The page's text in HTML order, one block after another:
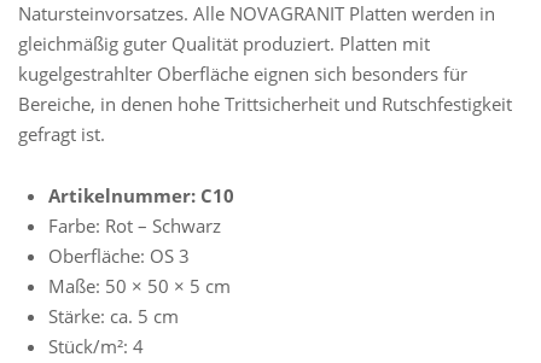
Natursteinvorsatzes. Alle NOVAGRANIT Platten werden in
gleichmäßig guter Qualität produziert. Platten mit
kugelgestrahlter Oberfläche eignen sich besonders für
Bereiche, in denen hohe Trittsicherheit und Rutschfestigkeit
gefragt ist.
Artikelnummer: C10
Farbe: Rot – Schwarz
Oberfläche: OS 3
Maße: 50 × 50 × 5 cm
Stärke: ca. 5 cm
Stück/m²: 4